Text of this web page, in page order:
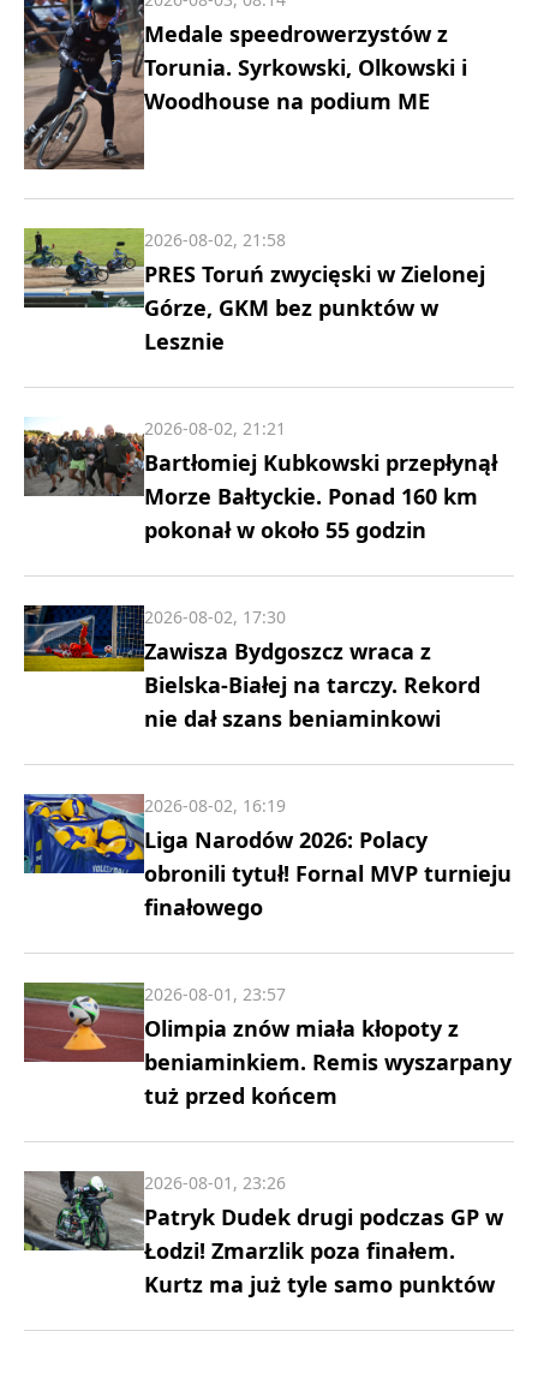
Medale speedrowerzystów z
Torunia. Syrkowski, Olkowski i
Woodhouse na podium ME
PRES Toruń zwycięski w Zielonej
Górze, GKM bez punktów w
Lesznie
2026-08-02, 21:58
Bartłomiej Kubkowski przepłynął
Morze Bałtyckie. Ponad 160 km
pokonał w około 55 godzin
2026-08-02, 21:21
Zawisza Bydgoszcz wraca z
Bielska-Białej na tarczy. Rekord
nie dał szans beniaminkowi
2026-08-02, 17:30
Liga Narodów 2026: Polacy
obronili tytuł! Fornal MVP turnieju
finałowego
2026-08-02, 16:19
Olimpia znów miała kłopoty z
beniaminkiem. Remis wyszarpany
tuż przed końcem
2026-08-01, 23:57
Patryk Dudek drugi podczas GP w
Łodzi! Zmarzlik poza finałem.
Kurtz ma już tyle samo punktów
2026-08-01, 23:26